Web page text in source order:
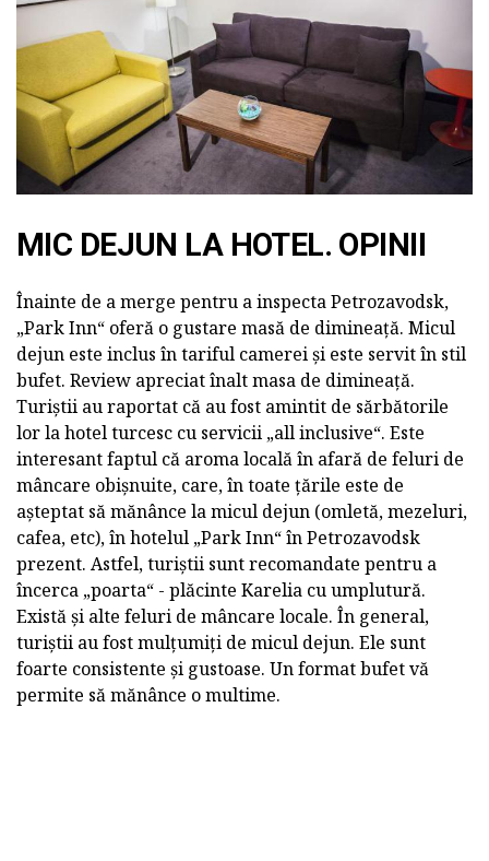
MIC DEJUN LA HOTEL. OPINII
Înainte de a merge pentru a inspecta Petrozavodsk,
„Park Inn“ oferă o gustare masă de dimineață. Micul
dejun este inclus în tariful camerei și este servit în stil
bufet. Review apreciat înalt masa de dimineață.
Turiștii au raportat că au fost amintit de sărbătorile
lor la hotel turcesc cu servicii „all inclusive“. Este
interesant faptul că aroma locală în afară de feluri de
mâncare obișnuite, care, în toate țările este de
așteptat să mănânce la micul dejun (omletă, mezeluri,
cafea, etc), în hotelul „Park Inn“ în Petrozavodsk
prezent. Astfel, turiștii sunt recomandate pentru a
încerca „poarta“ - plăcinte Karelia cu umplutură.
Există și alte feluri de mâncare locale. În general,
turiștii au fost mulțumiți de micul dejun. Ele sunt
foarte consistente și gustoase. Un format bufet vă
permite să mănânce o multime.